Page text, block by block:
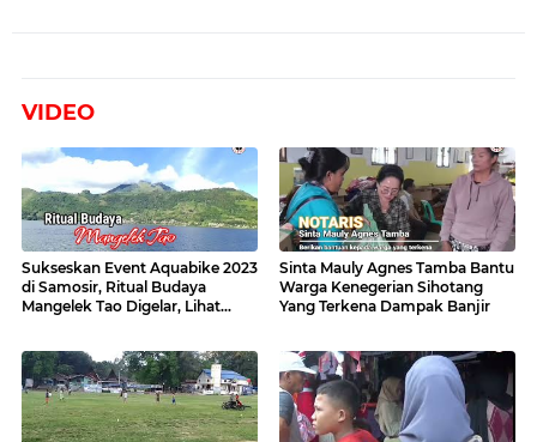
VIDEO
Sukseskan Event Aquabike 2023
di Samosir, Ritual Budaya
Mangelek Tao Digelar, Lihat
Sinta Mauly Agnes Tamba Bantu
Warga Kenegerian Sihotang
Yang Terkena Dampak Banjir